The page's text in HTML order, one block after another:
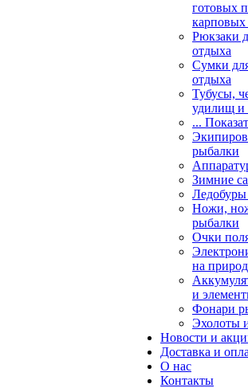
готовых
карповых
Рюкзаки
отдыха
Сумки
отдыха
Тубусы,
удилищ и
...
рыбалки
Зимние
Ножи,
рыбалки
Очки
на
и
Фонари
Эхолоты
Новости и
Доставка и
О нас
Контакты